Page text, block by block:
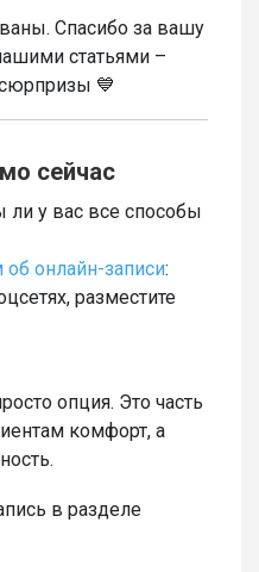
Спасибо за вашу
статьями –
💙
сейчас
ли у вас все способы
онлайн-записи:
разместите
опция. Это часть
комфорт, а
в разделе